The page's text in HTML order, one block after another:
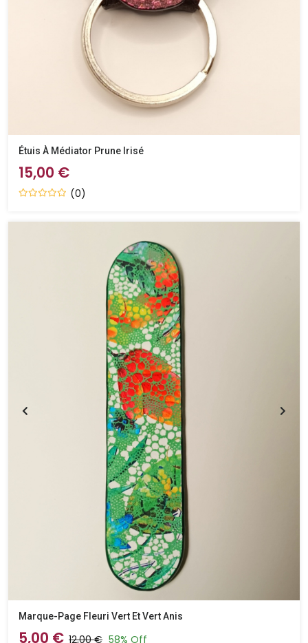
Étuis À Médiator Prune Irisé
15,00 €
(0)
Marque-Page Fleuri Vert Et Vert Anis
5,00 € 12,00 € 58% Off